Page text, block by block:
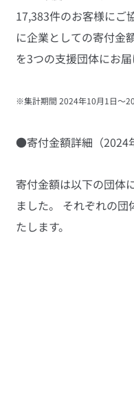
17,383件のお客様にご
に企業としての寄付金
を3つの支援団体にお届
※集計期間 2024年10月1日～
●寄付金額詳細（2024
寄付金額は以下の団体
ました。 それぞれの
たします。